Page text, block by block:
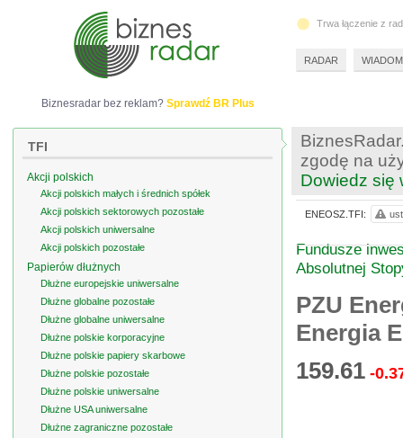
zgodę na
Dowiedz się
Fundusze
Absolutnej
PZU
Energia
159.61 -
ENEOSZ.TFI:
Biznesradar bez reklam? Sprawdź BR Plus
TFI
Akcji polskich
Akcji polskich małych i średnich spółek
Akcji polskich sektorowych pozostałe
Akcji polskich uniwersalne
Akcji polskich pozostałe
Papierów dłużnych
Dłużne europejskie uniwersalne
Dłużne globalne pozostałe
Dłużne globalne uniwersalne
Dłużne polskie korporacyjne
Dłużne polskie papiery skarbowe
Dłużne polskie pozostałe
Dłużne polskie uniwersalne
Dłużne USA uniwersalne
Dłużne zagraniczne pozostałe
Trwa łączenie z
RADAR